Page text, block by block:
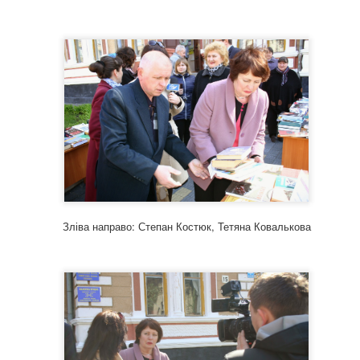
Зліва направо: Степан Костюк, Тетяна Ковалькова
перешкодою для виявлення доброти, милосердя та співчуття.
силу та стійкість, у готовність і право відстоювати свою гідність.
гине кохання, втрачаються ілюзії, сподівання на щастя,
етична тема, яка так сильно звучить у творах Kроніна,
й антигуманних порядків.
повість про егоїзм і жорстоку погорду. Kронін звернувся до
егоїзм і власницька психологія нероздільні, вони — джерело
за свої права шахтарів Південного Уельсу Kронін розповів у
драматичні.
переплітаються три різні історії любові із різних етапів
відчуваючи пульсуючу енергію переплетених доль. «Три
сюжет, але й через важливі філософські питання, що висвітлює